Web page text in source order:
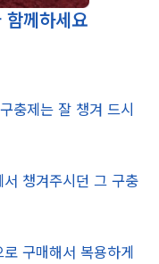
함께하세요
충제는 잘 챙겨 드시
챙겨주시던 그 구충
구매해서 복용하게